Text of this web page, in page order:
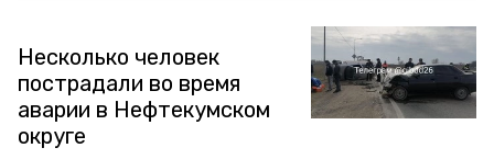
Несколько человек
пострадали во время
аварии в Нефтекумском
округе